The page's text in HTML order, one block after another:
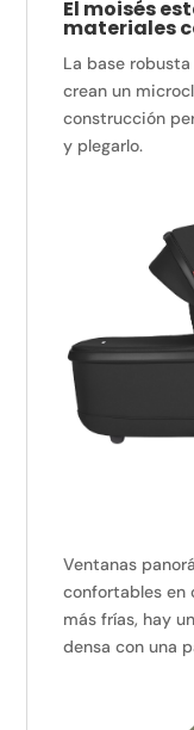
El moisés
materiales
La base
crean un
construcción
y plegarlo.
Ventanas
confortables en
más frías, hay
densa con una